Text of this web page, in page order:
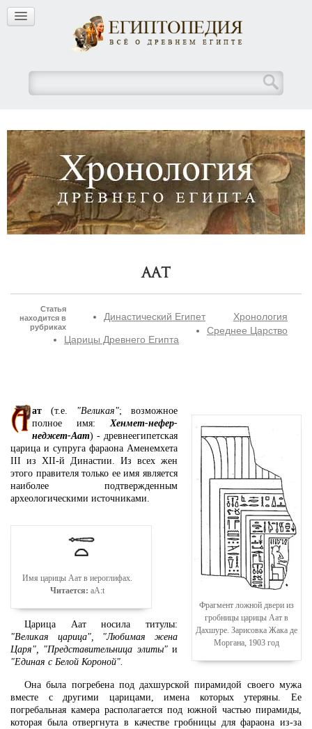
Аат
Статья
находится в
рубриках
Хронология
Династический Египет
Среднее Царство
Царицы Древнего Египта
Фрагмент ложной двери из
гробницы царицы Аат в
Дахшуре. Зарисовка Жака де
Моргана, 1903 год
ат (т.е. "Великая"; возможное
полное имя:Хенмет-нефер-
неджет-Аат) - древнеегипетская
царица и супруга фараона Аменемхета
III из XII-й Династии. Из всех жен
этого правителя только ее имя является
наиболее подтвержденным
археологическими источниками.
Имя царицы Аат в иероглифах.
Читается: aA:t
Царица Аат носила титулы:
"Великая царица", "Любимая жена
Царя", "Представительница элиты"и
"Единая с Белой Короной".
Она была погребена под дахшурской пирамидой своего мужа
вместе с другими царицами, имена которых утеряны. Ее
погребальная камера располагается под южной частью пирамиды,
которая была отвергнута в качестве гробницы для фараона из-за